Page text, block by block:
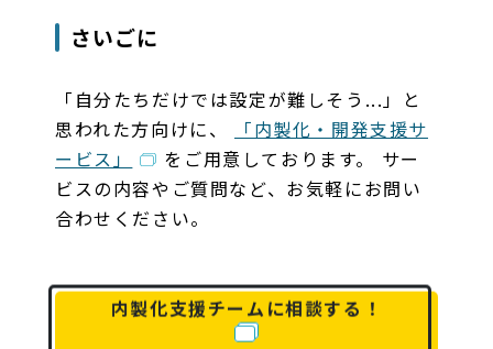
さいごに
「自分たちだけでは設定が難しそう...」と
思われた方向けに、
「内製化・開発支援サ
ービス」
をご用意しております。 サー
ビスの内容やご質問など、お気軽にお問い
合わせください。
内製化支援チームに相談する！